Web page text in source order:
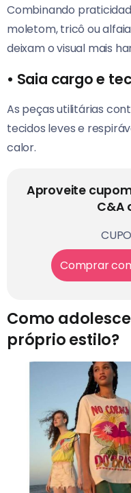
Combinando
moletom, tricô ou
deixam o visual mais
• Saia cargo e
As peças utilitárias
tecidos leves e
calor.
Aproveite
C&A
Comprar
Como
próprio estilo?